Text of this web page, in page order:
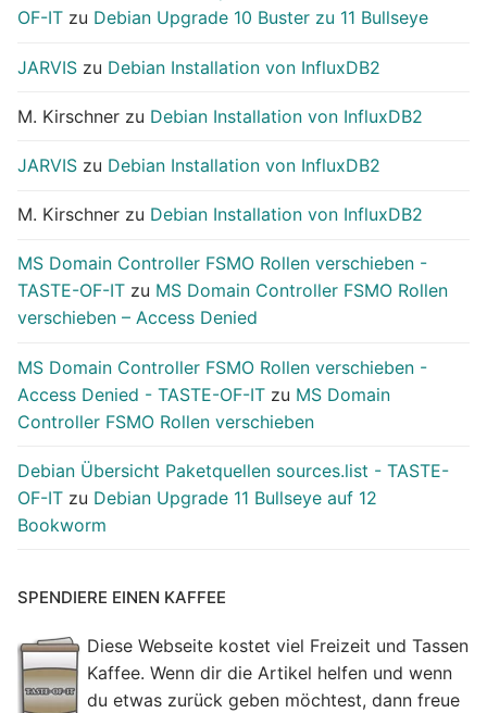
OF-IT zu Debian Upgrade 10 Buster zu 11 Bullseye
JARVIS zu Debian Installation von InfluxDB2
M. Kirschner zu Debian Installation von InfluxDB2
JARVIS zu Debian Installation von InfluxDB2
M. Kirschner zu Debian Installation von InfluxDB2
MS Domain Controller FSMO Rollen verschieben -
TASTE-OF-IT zu MS Domain Controller FSMO Rollen
verschieben – Access Denied
MS Domain Controller FSMO Rollen verschieben -
Access Denied - TASTE-OF-IT zu MS Domain
Controller FSMO Rollen verschieben
Debian Übersicht Paketquellen sources.list - TASTE-
OF-IT zu Debian Upgrade 11 Bullseye auf 12
Bookworm
SPENDIERE EINEN KAFFEE
Diese Webseite kostet viel Freizeit und Tassen
Kaffee. Wenn dir die Artikel helfen und wenn
du etwas zurück geben möchtest, dann freue